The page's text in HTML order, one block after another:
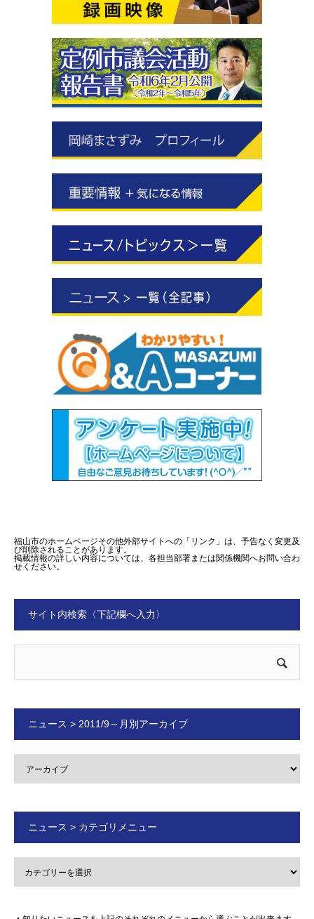
福山市のホームページその他外部サイトへの「リンク」は、予告なく変更及
び削除されることがあります。
掲載情報の詳しい内容については、各担当部署または関係機関へお問い合わ
せください。
サイト内検索〈下記欄へ入力〉
ニュース > 2011/9～月別アーカイブ
ニュース > カテゴリメニュー